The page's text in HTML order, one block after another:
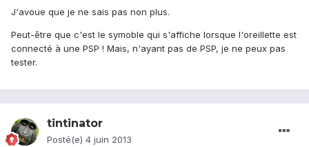
J'avoue que je ne sais pas non plus.
Peut-être que c'est le symoble qui s'affiche lorsque l'oreillette est
connecté à une PSP ! Mais, n'ayant pas de PSP, je ne peux pas
tester.
tintinator
Posté(e) 4 juin 2013